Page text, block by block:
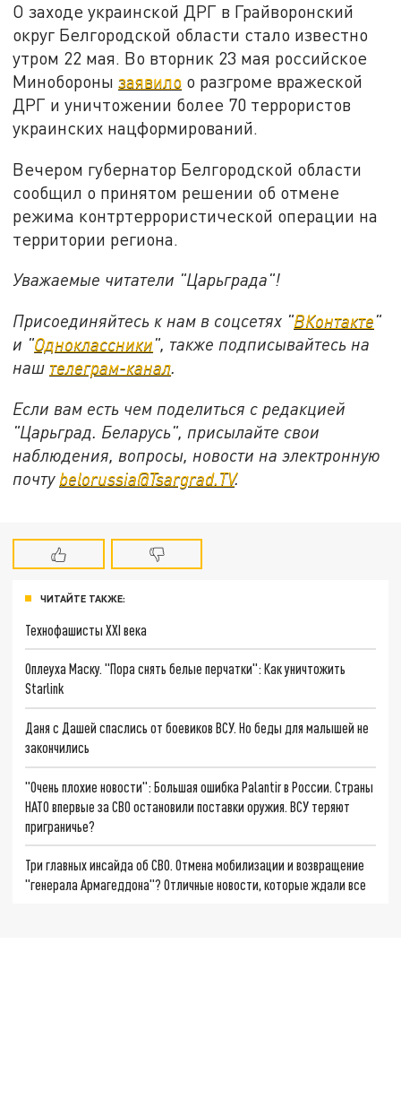
О заходе украинской ДРГ в Грайворонский
округ Белгородской области стало известно
утром 22 мая. Во вторник 23 мая российское
Миноборонызаявило о разгроме вражеской
ДРГ и уничтожении более 70 террористов
украинских нацформирований.
Вечером губернатор Белгородской области
сообщил о принятом решении об отмене
режима контртеррористической операции на
территории региона.
Уважаемые читатели "Царьграда"!
Присоединяйтесь к нам в соцсетях "ВКонтакте"
и "Одноклассники", также подписывайтесь на
наш телеграм-канал.
Если вам есть чем поделиться с редакцией
"Царьград. Беларусь", присылайте свои
наблюдения, вопросы, новости на электронную
почту belorussia@Tsargrad.TV.
ЧИТАЙТЕ ТАКЖЕ:
Технофашисты XXI века
Оплеуха Маску. "Пора снять белые перчатки": Как уничтожить
Starlink
Даня с Дашей спаслись от боевиков ВСУ. Но беды для малышей не
закончились
"Очень плохие новости": Большая ошибка Palantir в России. Страны
НАТО впервые за СВО остановили поставки оружия. ВСУ теряют
приграничье?
Три главных инсайда об СВО. Отмена мобилизации и возвращение
"генерала Армагеддона"? Отличные новости, которые ждали все